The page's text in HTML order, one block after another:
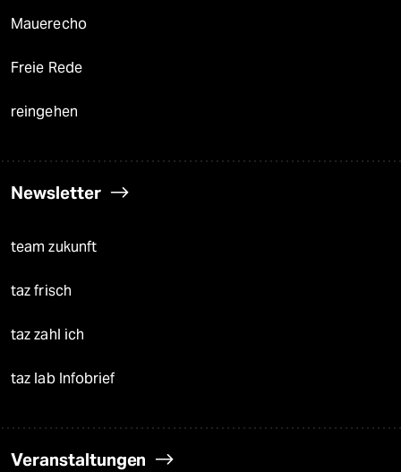
Mauerecho
Freie Rede
reingehen
Newsletter
team zukunft
taz frisch
taz zahl ich
taz lab Infobrief
Veranstaltungen